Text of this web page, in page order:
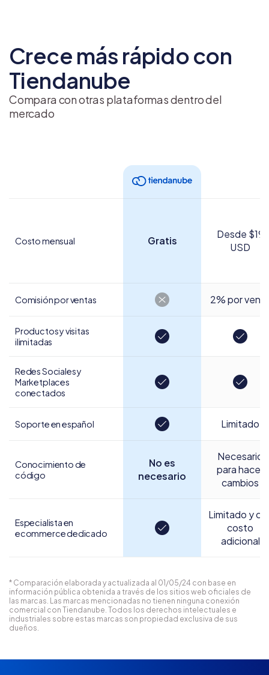
Crece más rápido con
Tiendanube
Compara con otras plataformas dentro del
mercado
Costo mensual Gratis
Desde $19
USD
Comisión por ventas 2% por
Productos y visitas
ilimitadas
Redes Sociales y
Marketplaces
conectados
Soporte en español Limitado
Conocimiento de
código
No es
necesario
Necesario
para hacer
cambios
Especialista en
ecommerce dedicado
Limitado y
costo
adicional
* Comparación elaborada y actualizada al 01/05/24 con base en
información pública obtenida a través de los sitios web oficiales de
las marcas. Las marcas mencionadas no tienen ninguna conexión
comercial con Tiendanube. Todos los derechos intelectuales e
industriales sobre estas marcas son propiedad exclusiva de sus
dueños.